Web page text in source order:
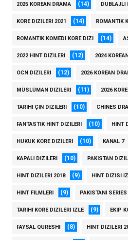
2025 KOREAN DRAMA (14) DUBLAJLI
KORE DIZILERI 2021 (14) ROMANTIK
ROMANTIK KOMEDI KORE DIZI (14)
2022 HINT DIZILERI (12) 2024
OCN DIZILERI (12) 2026 KOREAN
MÜSLÜMAN DIZILERI (11) 2026
TARIHI ÇIN DIZILERI (10) CHINES
FANTASTIK HINT DIZILERI (10) HINT
HUKUK KORE DIZILERI (10) KANAL 7
KAPALI DIZILERI (10) PAKISTAN
HINT DIZILERI 2018 (9) HINT DIZISI
HINT FILMLERI (9) PAKISTANI SERIES
TARIHI KORE DIZILERI IZLE (9) EKIP
FAYSAL QURESHI (8) HINT DIZILERI